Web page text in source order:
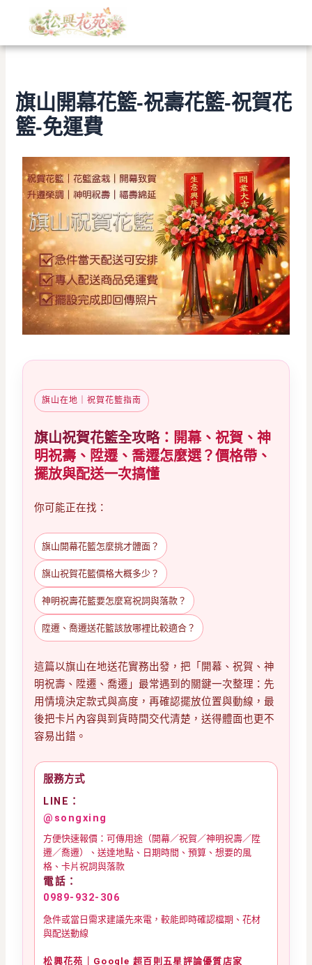
類
旗山開幕花籃-祝壽花籃-祝賀花
籃-免運費
旗山在地｜祝賀花籃指南
旗山祝賀花籃全攻略：開幕、祝賀、神
明祝壽、陞遷、喬遷怎麼選？價格帶、
擺放與配送一次搞懂
你可能正在找：
旗山開幕花籃怎麼挑才體面？
旗山祝賀花籃價格大概多少？
神明祝壽花籃要怎麼寫祝詞與落款？
陞遷、喬遷送花籃該放哪裡比較適合？
這篇以旗山在地送花實務出發，把「開幕、祝賀、神
明祝壽、陞遷、喬遷」最常遇到的關鍵一次整理：先
用情境決定款式與高度，再確認擺放位置與動線，最
後把卡片內容與到貨時間交代清楚，送得體面也更不
容易出錯。
服務方式
LINE：
@songxing
方便快速報價：可傳用途（開幕／祝賀／神明祝壽／陞
遷／喬遷）、送達地點、日期時間、預算、想要的風
格、卡片祝詞與落款
電話：
0989-932-306
急件或當日需求建議先來電，較能即時確認檔期、花材
與配送動線
松興花苑｜Google 超百則五星評論優質店家